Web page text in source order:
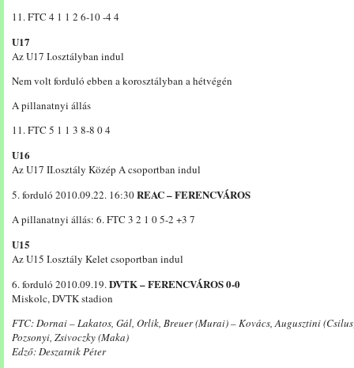
11. FTC 4 1 1 2 6-10 -4 4
U17
Az U17 I.osztályban indul
Nem volt forduló ebben a korosztályban a hétvégén
A pillanatnyi állás
11. FTC 5 1 1 3 8-8 0 4
U16
Az U17 II.osztály Közép A csoportban indul
5. forduló 2010.09.22. 16:30REAC – FERENCVÁROS
A pillanatnyi állás: 6. FTC 3 2 1 0 5-2 +3 7
U15
Az U15 I.osztály Kelet csoportban indul
6. forduló 2010.09.19.DVTK – FERENCVÁROS 0-0
Miskolc, DVTK stadion
FTC: Dornai – Lakatos, Gál, Orlik, Breuer (Murai) – Kovács, Augusztini
Pozsonyi, Zsivoczky (Maka)
Edző: Deszatnik Péter